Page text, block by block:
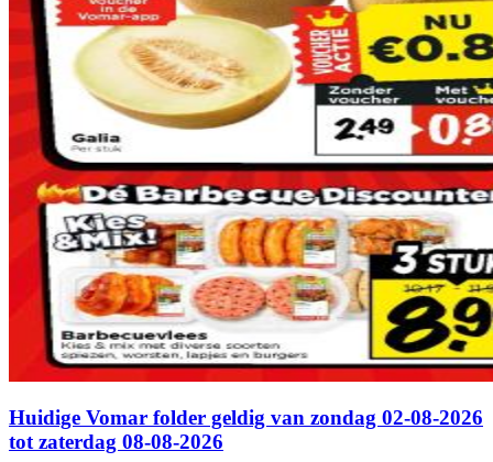
Huidige Vomar folder geldig van zondag 02-08-2026
tot zaterdag 08-08-2026